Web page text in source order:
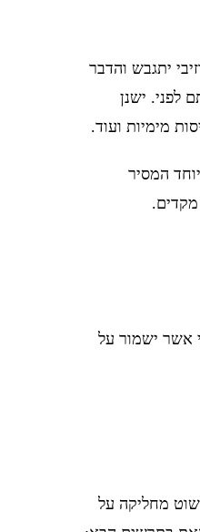
יתגבש והדבר
לפני. ישנן
מימיות ועוד.
המסיר
מקדים.
אשר ישמור על
מחליקה על